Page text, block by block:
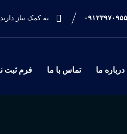
به کمک نیاز
درباره ما تماس با ما فرم ثبت